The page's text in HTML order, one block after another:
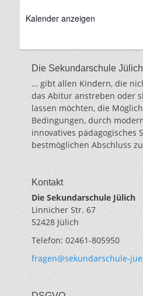
Kalender anzeigen
Die Sekundarschule
… gibt allen Kindern, die
das Abitur anstreben oder
lassen möchten, die
Bedingungen, durch
innovatives pädagogisches
bestmöglichen Abschluss
Kontakt
Die Sekundarschule Jülich
Linnicher Str. 67
52428 Jülich
Telefon: 02461-805950
fragen@sekundarschule-